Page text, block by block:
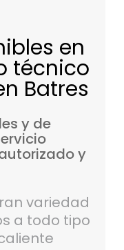
en
técnico
Batres
y de
y
variedad
a todo tipo